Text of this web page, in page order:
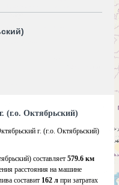
(г.о. Октябрьский)
г. (г.о. Октябрьский)
составляет 579.6 км
расстояния на машине
составит 162 л при затратах